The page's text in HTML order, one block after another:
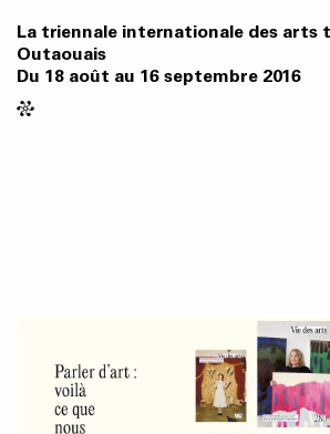
La triennale internationale des arts
Outaouais
Du 18 août au 16 septembre 2016